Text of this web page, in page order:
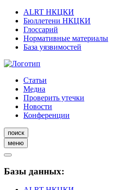
ALRT НКЦКИ
Бюллетени НКЦКИ
Глоссарий
Нормативные материалы
База уязвимостей
Статьи
Медиа
Проверить утечки
Новости
Конференции
поиск
меню
Базы данных: